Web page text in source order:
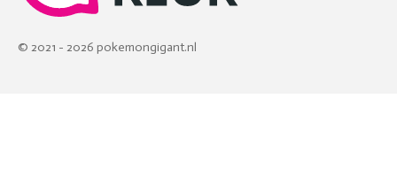
© 2021 - 2026 pokemongigant.nl